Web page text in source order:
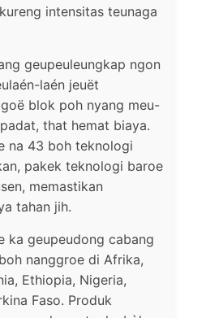
intensitas teunaga
geupeuleungkap ngon
laén jeuët
blok poh nyang meu-
that hemat biaya.
na 43 boh teknologi
pakek teknologi baroe
memastikan
tahan jih.
ka geupeudong cabang
nanggroe di Afrika,
Ethiopia, Nigeria,
Faso. Produk